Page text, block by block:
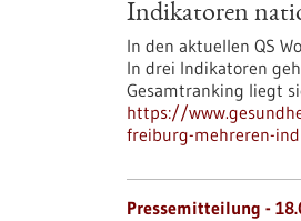
Indikatoren
In den aktuellen QS
In drei Indikatoren
Gesamtranking liegt
https://
freiburg-mehreren-
Pressemitteilung -